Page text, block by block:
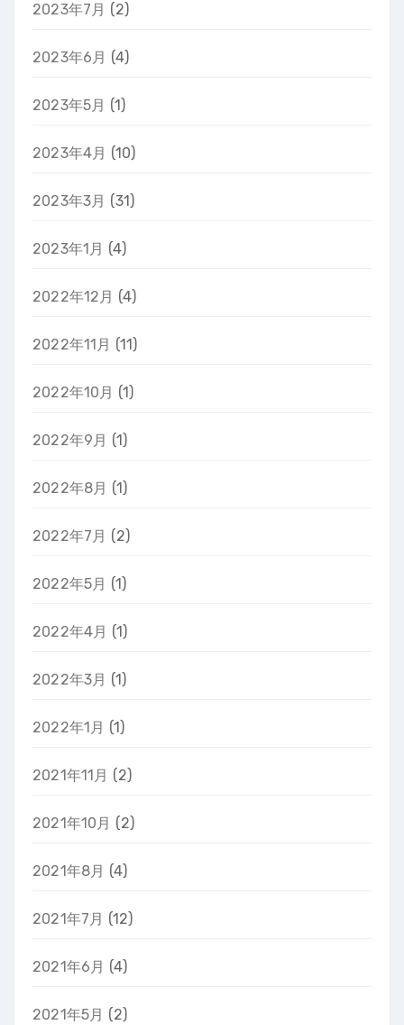
2023年7月 (2)
2023年6月 (4)
2023年5月 (1)
2023年4月 (10)
2023年3月 (31)
2023年1月 (4)
2022年12月 (4)
2022年11月 (11)
2022年10月 (1)
2022年9月 (1)
2022年8月 (1)
2022年7月 (2)
2022年5月 (1)
2022年4月 (1)
2022年3月 (1)
2022年1月 (1)
2021年11月 (2)
2021年10月 (2)
2021年8月 (4)
2021年7月 (12)
2021年6月 (4)
2021年5月 (2)